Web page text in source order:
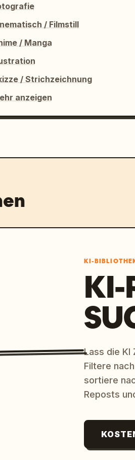
/ Filmstill
/ Manga
/ Strichzeichnung
anzeigen
KI-
KI-
Lass die KI
Filtere
sortiere
Reposts